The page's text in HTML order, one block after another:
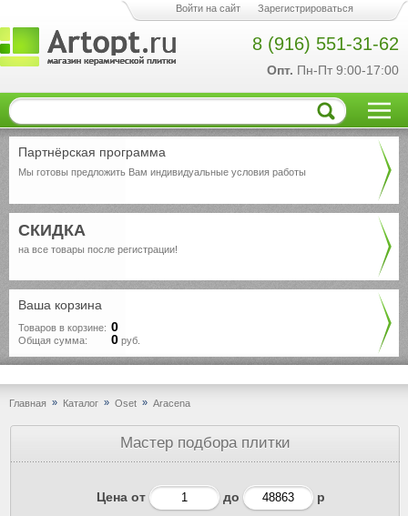
Войти на сайт Зарегистрироваться
8 (916) 551-31-62
Опт. Пн-Пт 9:00-17:00
Партнёрская программа
Мы готовы предложить Вам индивидуальные условия работы
СКИДКА
на все товары после регистрации!
Ваша корзина
Товаров в корзине: 0
Общая сумма: 0 руб.
Главная » Каталог » Oset » Aracena
Мастер подбора плитки
Цена от до р